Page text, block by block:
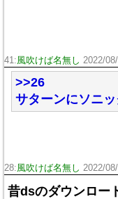
41:風吹けば名無し 2022/
>>26
サターンにソニ
28:風吹けば名無し 2022/
昔dsのダウンロー